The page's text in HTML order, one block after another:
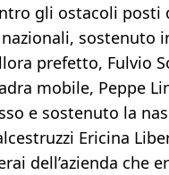
gli ostacoli posti
sostenuto
prefetto, Fulvio
mobile, Peppe
e sostenuto la
Ericina
dell’azienda che